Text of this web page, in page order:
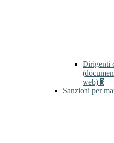
Dirigenti
web) 3
Sanzioni per